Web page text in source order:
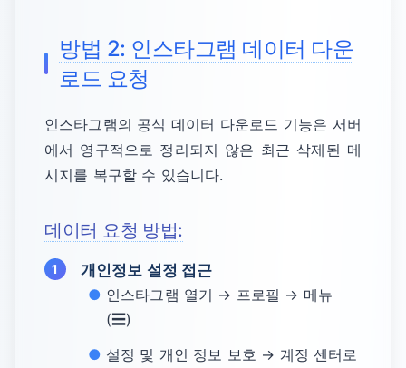
방법 2: 인스타그램 데이터 다운
로드 요청
인스타그램의 공식 데이터 다운로드 기능은 서버
에서 영구적으로 정리되지 않은 최근 삭제된 메
시지를 복구할 수 있습니다.
데이터 요청 방법:
개인정보 설정 접근
인스타그램 열기 → 프로필 → 메뉴
(☰)
설정 및 개인 정보 보호 → 계정 센터로